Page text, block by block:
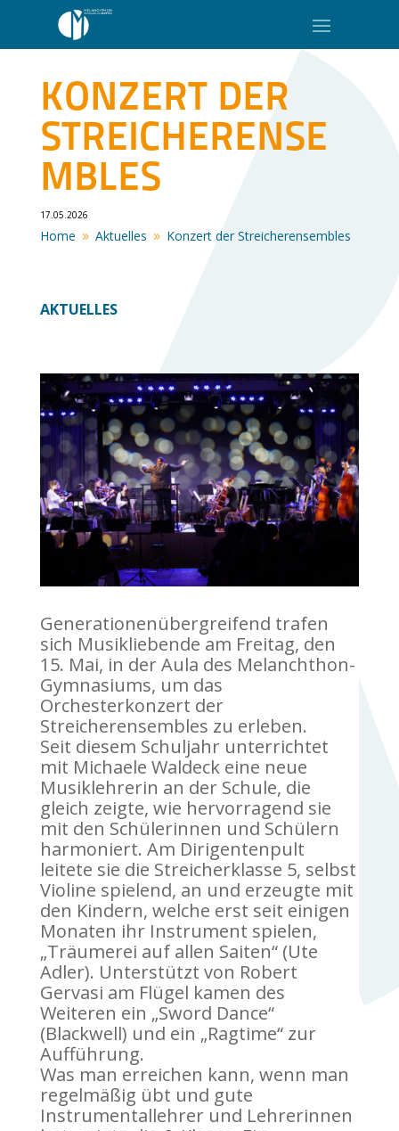
KONZERT DER
STREICHERENSE
MBLES
17.05.2026
Home 9 Aktuelles 9 Konzert der Streicherensembles
AKTUELLES
Generationenübergreifend trafen
sich Musikliebende am Freitag, den
15. Mai, in der Aula des Melanchthon-
Gymnasiums, um das
Orchesterkonzert der
Streicherensembles zu erleben.
Seit diesem Schuljahr unterrichtet
mit Michaele Waldeck eine neue
Musiklehrerin an der Schule, die
gleich zeigte, wie hervorragend sie
mit den Schülerinnen und Schülern
harmoniert. Am Dirigentenpult
leitete sie die Streicherklasse 5, selbst
Violine spielend, an und erzeugte mit
den Kindern, welche erst seit einigen
Monaten ihr Instrument spielen,
„Träumerei auf allen Saiten“ (Ute
Adler). Unterstützt von Robert
Gervasi am Flügel kamen des
Weiteren ein „Sword Dance“
(Blackwell) und ein „Ragtime“ zur
Aufführung.
Was man erreichen kann, wenn man
regelmäßig übt und gute
Instrumentallehrer und Lehrerinnen